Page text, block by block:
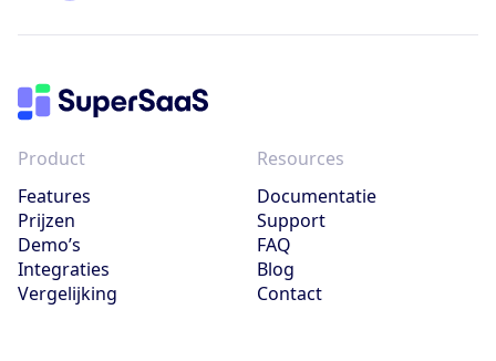
Product
Features
Prijzen
Demo’s
Integraties
Vergelijking
Resources
Documentatie
Support
FAQ
Blog
Contact